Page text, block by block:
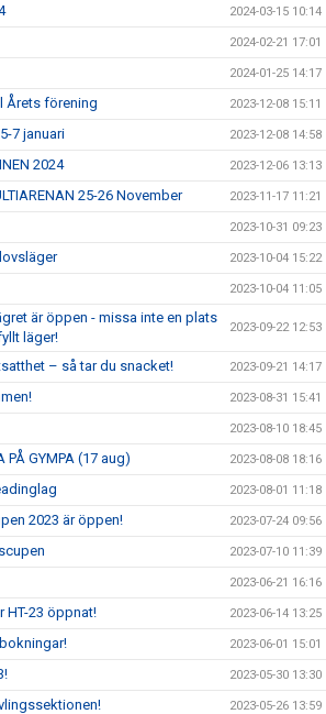
2024-03-15 10:14
2024-02-21 17:01
2024-01-25 14:17
Årets förening 2023-12-08 15:11
7 januari 2023-12-08 14:58
2024 2023-12-06 13:13
25-26 November 2023-11-17 11:21
2023-10-31 09:23
2023-10-04 15:22
2023-10-04 11:05
är öppen - missa inte en plats
läger!
2023-09-22 12:53
– så tar du snacket! 2023-09-21 14:17
2023-08-31 15:41
2023-08-10 18:45
PÅ GYMPA (17 aug) 2023-08-08 18:16
2023-08-01 11:18
2023 är öppen! 2023-07-24 09:56
2023-07-10 11:39
2023-06-21 16:16
HT-23 öppnat! 2023-06-14 13:25
2023-06-01 15:01
2023-05-30 13:30
2023-05-26 13:59